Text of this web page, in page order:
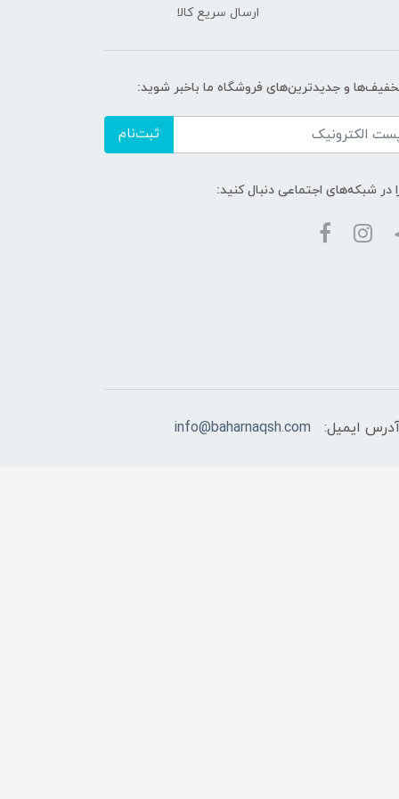
ارسال سریع کالا
و جدیدترین‌های فروشگاه ما باخبر شوید:
ثبت‌نام
در شبکه‌های اجتماعی دنبال کنید:
ایمیل: info@baharnaqsh.com